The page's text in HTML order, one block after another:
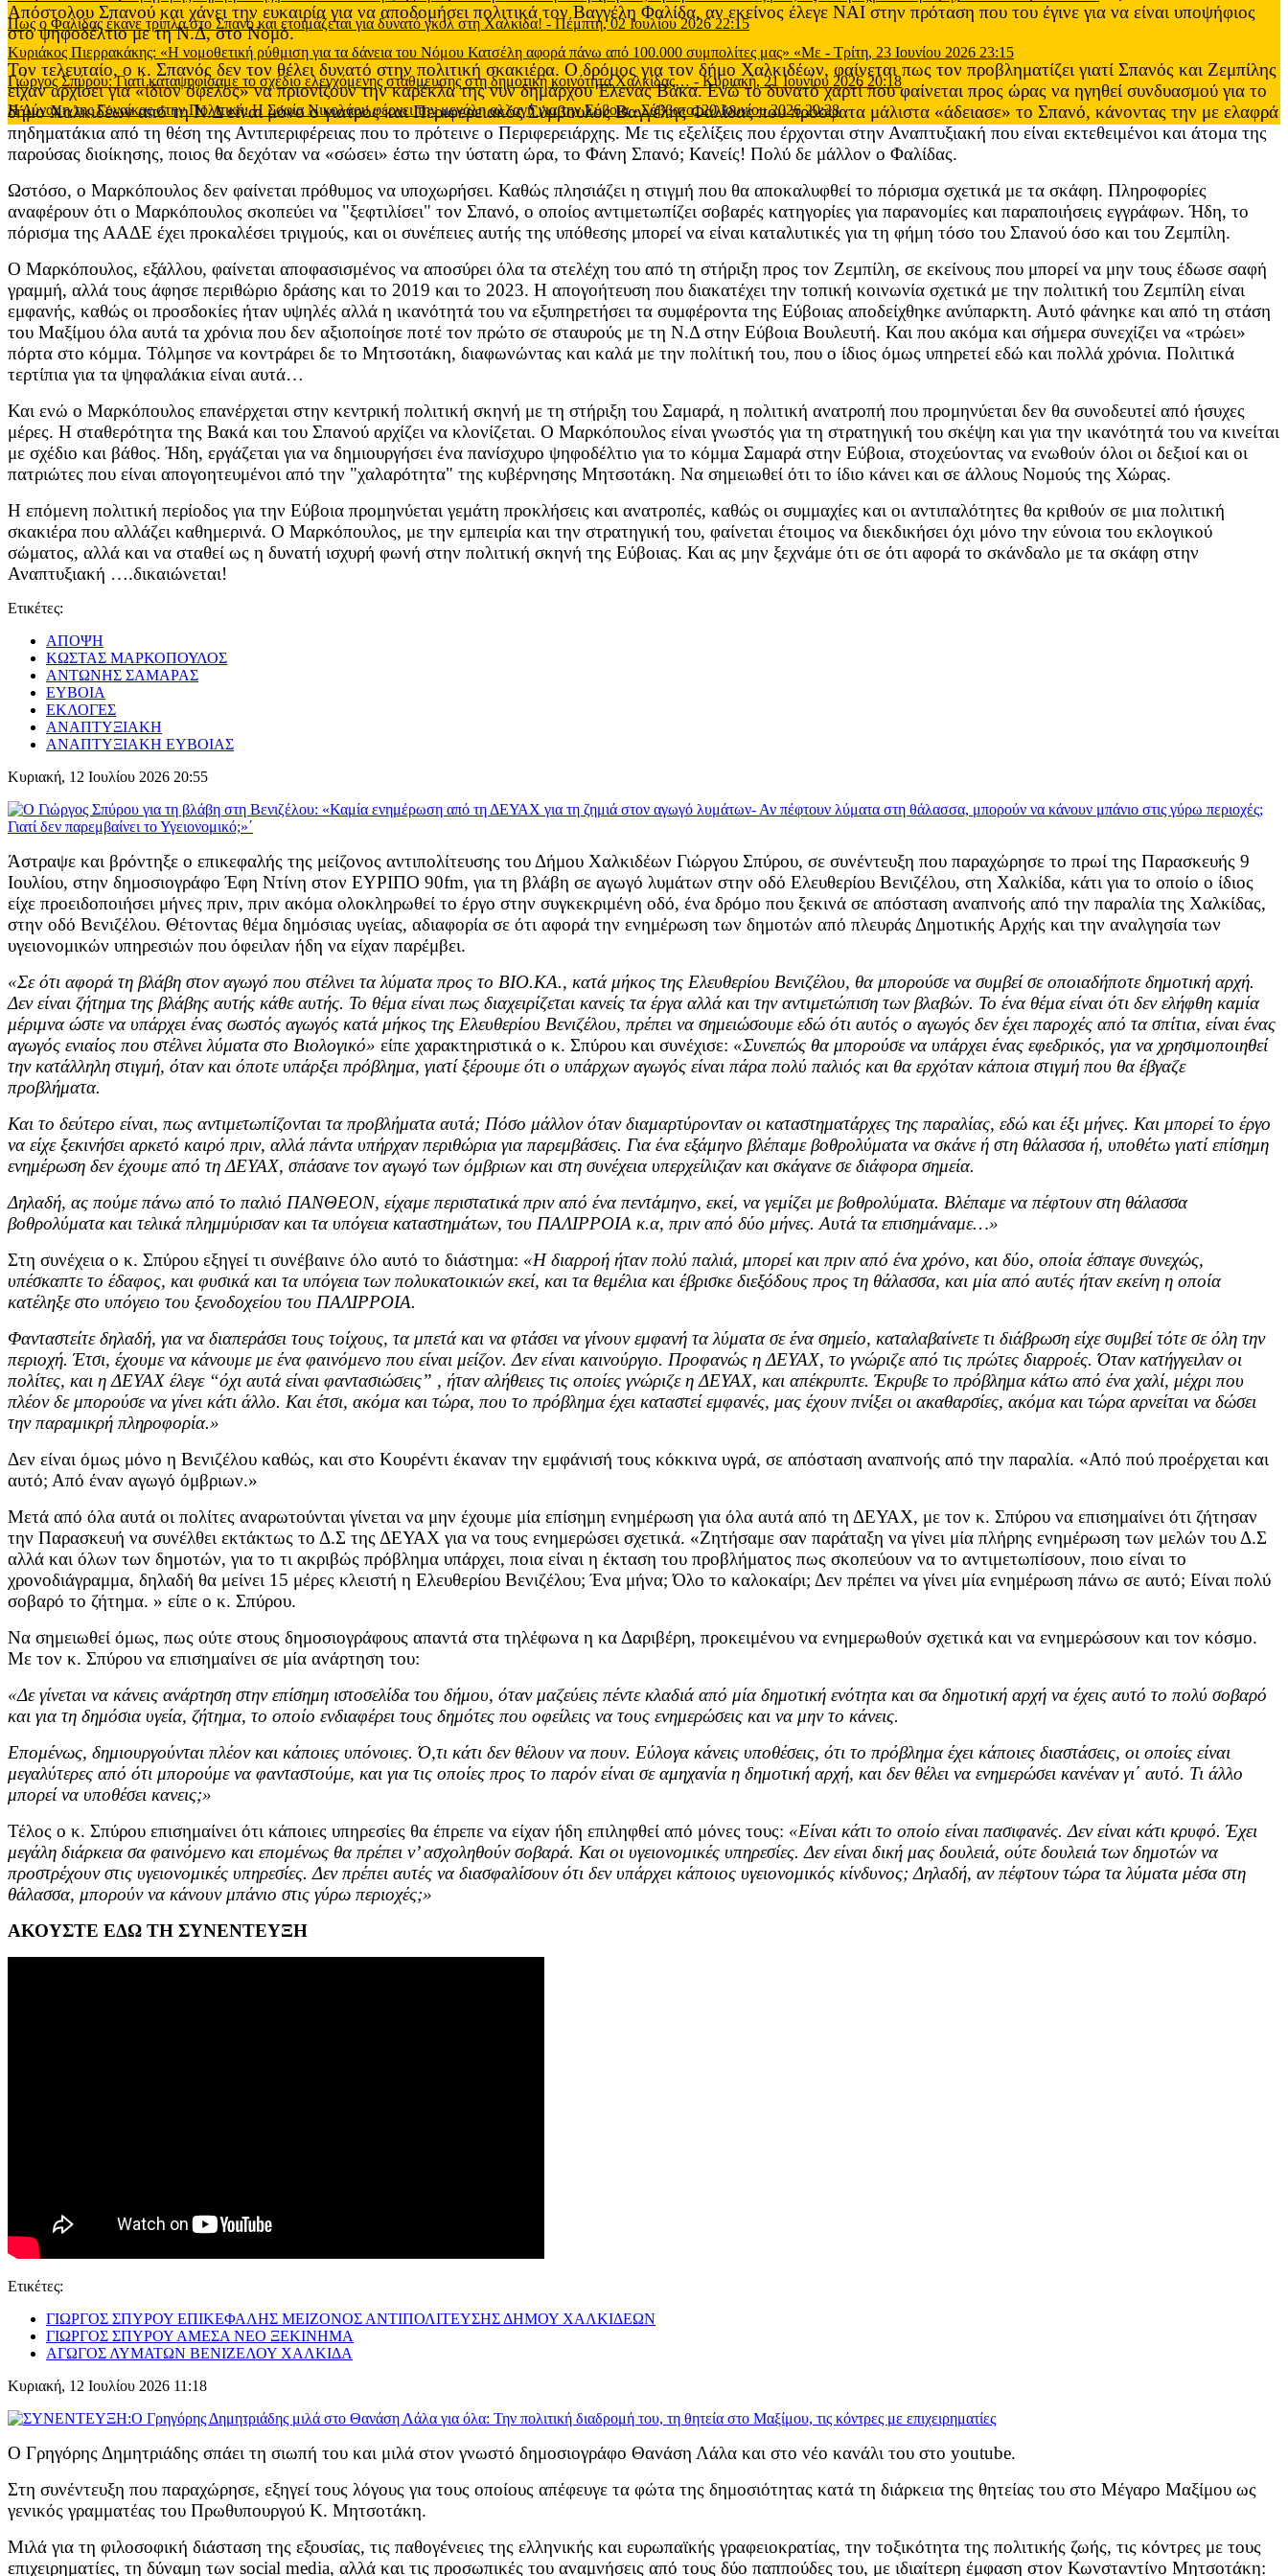
Πως ο Φαλίδας έκανε τρίπλα στο Σπανό και ετοιμάζεται για δυνατό γκολ στη Χαλκίδα! -Πέμπτη, 02 Ιουλίου 2026 22:15
Κυριάκος Πιερρακάκης: «Η νομοθετική ρύθμιση για τα δάνεια του Νόμου Κατσέλη αφορά πάνω από 100.000 συμπολίτες μας» «Με - Τρίτη, 23 Ιουνίου 2026 23:15
Γιώργος Σπύρου: Γιατί καταψηφίσαμε το σχέδιο ελεγχόμενης στάθμευσης στη δημοτική κοινότητα Χαλκίδας… -Κυριακή, 21 Ιουνίου 2026 20:18
Η Δύναμη της Γυναίκας στην Πολιτική: Η Σοφία Νικολάου φέρνει την μεγάλη αλλαγή για την Εύβοια-Σάββατο, 20 Ιουνίου 2026 20:28
Απόστολου Σπανού και χάνει την ευκαιρία για να αποδομήσει πολιτικά τον Βαγγέλη Φαλίδα, αν εκείνος έλεγε ΝΑΙ στην πρόταση που του έγινε για να είναι υποψήφιος
στο ψηφοδέλτιο με τη Ν.Δ, στο Νομό.
Τον τελευταίο, ο κ. Σπανός δεν τον θέλει δυνατό στην πολιτική σκακιέρα. Ο δρόμος για τον δήμο Χαλκιδέων, φαίνεται πως τον προβληματίζει γιατί Σπανός και Ζεμπίλης
είχαν αρχίσει για «ίδιον όφελος» να πριονίζουν την καρέκλα της νυν δημάρχου Έλενας Βάκα. Ενώ το δυνατό χαρτί που φαίνεται προς ώρας να ηγηθεί συνδυασμού για το
δήμο Χαλκιδέων από τη Ν.Δ είναι μόνο ο γιατρός και Περιφερειακός Σύμβουλος Βαγγέλης Φαλίδας που πρόσφατα μάλιστα «άδειασε» το Σπανό, κάνοντας την με ελαφρά
πηδηματάκια από τη θέση της Αντιπεριφέρειας που το πρότεινε ο Περιφερειάρχης. Με τις εξελίξεις που έρχονται στην Αναπτυξιακή που είναι εκτεθειμένοι και άτομα της
παρούσας διοίκησης, ποιος θα δεχόταν να «σώσει» έστω την ύστατη ώρα, το Φάνη Σπανό; Κανείς! Πολύ δε μάλλον ο Φαλίδας.
Ωστόσο, ο Μαρκόπουλος δεν φαίνεται πρόθυμος να υποχωρήσει. Καθώς πλησιάζει η στιγμή που θα αποκαλυφθεί το πόρισμα σχετικά με τα σκάφη. Πληροφορίες
αναφέρουν ότι ο Μαρκόπουλος σκοπεύει να "ξεφτιλίσει" τον Σπανό, ο οποίος αντιμετωπίζει σοβαρές κατηγορίες για παρανομίες και παραποιήσεις εγγράφων. Ήδη, το
πόρισμα της ΑΑΔΕ έχει προκαλέσει τριγμούς, και οι συνέπειες αυτής της υπόθεσης μπορεί να είναι καταλυτικές για τη φήμη τόσο του Σπανού όσο και του Ζεμπίλη.
Ο Μαρκόπουλος, εξάλλου, φαίνεται αποφασισμένος να αποσύρει όλα τα στελέχη του από τη στήριξη προς τον Ζεμπίλη, σε εκείνους που μπορεί να μην τους έδωσε σαφή
γραμμή, αλλά τους άφησε περιθώριο δράσης και το 2019 και το 2023. Η απογοήτευση που διακατέχει την τοπική κοινωνία σχετικά με την πολιτική του Ζεμπίλη είναι
εμφανής, καθώς οι προσδοκίες ήταν υψηλές αλλά η ικανότητά του να εξυπηρετήσει τα συμφέροντα της Εύβοιας αποδείχθηκε ανύπαρκτη. Αυτό φάνηκε και από τη στάση
του Μαξίμου όλα αυτά τα χρόνια που δεν αξιοποίησε ποτέ τον πρώτο σε σταυρούς με τη Ν.Δ στην Εύβοια Βουλευτή. Και που ακόμα και σήμερα συνεχίζει να «τρώει»
πόρτα στο κόμμα. Τόλμησε να κοντράρει δε το Μητσοτάκη, διαφωνώντας και καλά με την πολίτική του, που ο ίδιος όμως υπηρετεί εδώ και πολλά χρόνια. Πολιτικά
τερτίπια για τα ψηφαλάκια είναι αυτά…
Και ενώ ο Μαρκόπουλος επανέρχεται στην κεντρική πολιτική σκηνή με τη στήριξη του Σαμαρά, η πολιτική ανατροπή που προμηνύεται δεν θα συνοδευτεί από ήσυχες
μέρες. Η σταθερότητα της Βακά και του Σπανού αρχίζει να κλονίζεται. Ο Μαρκόπουλος είναι γνωστός για τη στρατηγική του σκέψη και για την ικανότητά του να κινείται
με σχέδιο και βάθος. Ήδη, εργάζεται για να δημιουργήσει ένα πανίσχυρο ψηφοδέλτιο για το κόμμα Σαμαρά στην Εύβοια, στοχεύοντας να ενωθούν όλοι οι δεξιοί και οι
πατριώτες που είναι απογοητευμένοι από την "χαλαρότητα" της κυβέρνησης Μητσοτάκη. Να σημειωθεί ότι το ίδιο κάνει και σε άλλους Νομούς της Χώρας.
Η επόμενη πολιτική περίοδος για την Εύβοια προμηνύεται γεμάτη προκλήσεις και ανατροπές, καθώς οι συμμαχίες και οι αντιπαλότητες θα κριθούν σε μια πολιτική
σκακιέρα που αλλάζει καθημερινά. Ο Μαρκόπουλος, με την εμπειρία και την στρατηγική του, φαίνεται έτοιμος να διεκδικήσει όχι μόνο την εύνοια του εκλογικού
σώματος, αλλά και να σταθεί ως η δυνατή ισχυρή φωνή στην πολιτική σκηνή της Εύβοιας. Και ας μην ξεχνάμε ότι σε ότι αφορά το σκάνδαλο με τα σκάφη στην
Αναπτυξιακή ….δικαιώνεται!
Ετικέτες:
ΑΠΟΨΗ
ΚΩΣΤΑΣ ΜΑΡΚΟΠΟΥΛΟΣ
ΑΝΤΩΝΗΣ ΣΑΜΑΡΑΣ
ΕΥΒΟΙΑ
ΕΚΛΟΓΕΣ
ΑΝΑΠΤΥΞΙΑΚΗ
ΑΝΑΠΤΥΞΙΑΚΗ ΕΥΒΟΙΑΣ
Κυριακή, 12 Ιουλίου 2026 20:55
Άστραψε και βρόντηξε ο επικεφαλής της μείζονος αντιπολίτευσης του Δήμου Χαλκιδέων Γιώργου Σπύρου, σε συνέντευξη που παραχώρησε το πρωί της Παρασκευής 9
Ιουλίου, στην δημοσιογράφο Έφη Ντίνη στον ΕΥΡΙΠΟ 90fm, για τη βλάβη σε αγωγό λυμάτων στην οδό Ελευθερίου Βενιζέλου, στη Χαλκίδα, κάτι για το οποίο ο ίδιος
είχε προειδοποιήσει μήνες πριν, πριν ακόμα ολοκληρωθεί το έργο στην συγκεκριμένη οδό, ένα δρόμο που ξεκινά σε απόσταση αναπνοής από την παραλία της Χαλκίδας,
στην οδό Βενιζέλου. Θέτοντας θέμα δημόσιας υγείας, αδιαφορία σε ότι αφορά την ενημέρωση των δημοτών από πλευράς Δημοτικής Αρχής και την αναλγησία των
υγειονομικών υπηρεσιών που όφειλαν ήδη να είχαν παρέμβει.
«Σε ότι αφορά τη βλάβη στον αγωγό που στέλνει τα λύματα προς το ΒΙΟ.ΚΑ., κατά μήκος της Ελευθερίου Βενιζέλου, θα μπορούσε να συμβεί σε οποιαδήποτε δημοτική αρχή.
Δεν είναι ζήτημα της βλάβης αυτής κάθε αυτής. Το θέμα είναι πως διαχειρίζεται κανείς τα έργα αλλά και την αντιμετώπιση των βλαβών. Το ένα θέμα είναι ότι δεν ελήφθη καμία
μέριμνα ώστε να υπάρχει ένας σωστός αγωγός κατά μήκος της Ελευθερίου Βενιζέλου, πρέπει να σημειώσουμε εδώ ότι αυτός ο αγωγός δεν έχει παροχές από τα σπίτια, είναι ένας
αγωγός ενιαίος που στέλνει λύματα στο Βιολογικό» είπε χαρακτηριστικά ο κ. Σπύρου και συνέχισε: «Συνεπώς θα μπορούσε να υπάρχει ένας εφεδρικός, για να χρησιμοποιηθεί
την κατάλληλη στιγμή, όταν και όποτε υπάρξει πρόβλημα, γιατί ξέρουμε ότι ο υπάρχων αγωγός είναι πάρα πολύ παλιός και θα ερχόταν κάποια στιγμή που θα έβγαζε
προβλήματα.
Και το δεύτερο είναι, πως αντιμετωπίζονται τα προβλήματα αυτά; Πόσο μάλλον όταν διαμαρτύρονταν οι καταστηματάρχες της παραλίας, εδώ και έξι μήνες. Και μπορεί το έργο
να είχε ξεκινήσει αρκετό καιρό πριν, αλλά πάντα υπήρχαν περιθώρια για παρεμβάσεις. Για ένα εξάμηνο βλέπαμε βοθρολύματα να σκάνε ή στη θάλασσα ή, υποθέτω γιατί επίσημη
ενημέρωση δεν έχουμε από τη ΔΕΥΑΧ, σπάσανε τον αγωγό των όμβριων και στη συνέχεια υπερχείλιζαν και σκάγανε σε διάφορα σημεία.
Δηλαδή, ας πούμε πάνω από το παλιό ΠΑΝΘΕΟΝ, είχαμε περιστατικά πριν από ένα πεντάμηνο, εκεί, να γεμίζει με βοθρολύματα. Βλέπαμε να πέφτουν στη θάλασσα
βοθρολύματα και τελικά πλημμύρισαν και τα υπόγεια καταστημάτων, του ΠΑΛΙΡΡΟΙΑ κ.α, πριν από δύο μήνες. Αυτά τα επισημάναμε…»
Στη συνέχεια ο κ. Σπύρου εξηγεί τι συνέβαινε όλο αυτό το διάστημα: «Η διαρροή ήταν πολύ παλιά, μπορεί και πριν από ένα χρόνο, και δύο, οποία έσπαγε συνεχώς,
υπέσκαπτε το έδαφος, και φυσικά και τα υπόγεια των πολυκατοικιών εκεί, και τα θεμέλια και έβρισκε διεξόδους προς τη θάλασσα, και μία από αυτές ήταν εκείνη η οποία
κατέληξε στο υπόγειο του ξενοδοχείου του ΠΑΛΙΡΡΟΙΑ.
Φανταστείτε δηλαδή, για να διαπεράσει τους τοίχους, τα μπετά και να φτάσει να γίνουν εμφανή τα λύματα σε ένα σημείο, καταλαβαίνετε τι διάβρωση είχε συμβεί τότε σε όλη την
περιοχή. Έτσι, έχουμε να κάνουμε με ένα φαινόμενο που είναι μείζον. Δεν είναι καινούργιο. Προφανώς η ΔΕΥΑΧ, το γνώριζε από τις πρώτες διαρροές. Όταν κατήγγειλαν οι
πολίτες, και η ΔΕΥΑΧ έλεγε “όχι αυτά είναι φαντασιώσεις” , ήταν αλήθειες τις οποίες γνώριζε η ΔΕΥΑΧ, και απέκρυπτε. Έκρυβε το πρόβλημα κάτω από ένα χαλί, μέχρι που
πλέον δε μπορούσε να γίνει κάτι άλλο. Και έτσι, ακόμα και τώρα, που το πρόβλημα έχει καταστεί εμφανές, μας έχουν πνίξει οι ακαθαρσίες, ακόμα και τώρα αρνείται να δώσει
την παραμικρή πληροφορία.»
Δεν είναι όμως μόνο η Βενιζέλου καθώς, και στο Κουρέντι έκαναν την εμφάνισή τους κόκκινα υγρά, σε απόσταση αναπνοής από την παραλία. «Από πού προέρχεται και
αυτό; Από έναν αγωγό όμβριων.»
Μετά από όλα αυτά οι πολίτες αναρωτούνται γίνεται να μην έχουμε μία επίσημη ενημέρωση για όλα αυτά από τη ΔΕΥΑΧ, με τον κ. Σπύρου να επισημαίνει ότι ζήτησαν
την Παρασκευή να συνέλθει εκτάκτως το Δ.Σ της ΔΕΥΑΧ για να τους ενημερώσει σχετικά. «Ζητήσαμε σαν παράταξη να γίνει μία πλήρης ενημέρωση των μελών του Δ.Σ
αλλά και όλων των δημοτών, για το τι ακριβώς πρόβλημα υπάρχει, ποια είναι η έκταση του προβλήματος πως σκοπεύουν να το αντιμετωπίσουν, ποιο είναι το
χρονοδιάγραμμα, δηλαδή θα μείνει 15 μέρες κλειστή η Ελευθερίου Βενιζέλου; Ένα μήνα; Όλο το καλοκαίρι; Δεν πρέπει να γίνει μία ενημέρωση πάνω σε αυτό; Είναι πολύ
σοβαρό το ζήτημα. » είπε ο κ. Σπύρου.
Να σημειωθεί όμως, πως ούτε στους δημοσιογράφους απαντά στα τηλέφωνα η κα Δαριβέρη, προκειμένου να ενημερωθούν σχετικά και να ενημερώσουν και τον κόσμο.
Με τον κ. Σπύρου να επισημαίνει σε μία ανάρτηση του:
«Δε γίνεται να κάνεις ανάρτηση στην επίσημη ιστοσελίδα του δήμου, όταν μαζεύεις πέντε κλαδιά από μία δημοτική ενότητα και σα δημοτική αρχή να έχεις αυτό το πολύ σοβαρό
και για τη δημόσια υγεία, ζήτημα, το οποίο ενδιαφέρει τους δημότες που οφείλεις να τους ενημερώσεις και να μην το κάνεις.
Επομένως, δημιουργούνται πλέον και κάποιες υπόνοιες. Ό,τι κάτι δεν θέλουν να πουν. Εύλογα κάνεις υποθέσεις, ότι το πρόβλημα έχει κάποιες διαστάσεις, οι οποίες είναι
μεγαλύτερες από ότι μπορούμε να φανταστούμε, και για τις οποίες προς το παρόν είναι σε αμηχανία η δημοτική αρχή, και δεν θέλει να ενημερώσει κανέναν γι΄ αυτό. Τι άλλο
μπορεί να υποθέσει κανεις;»
Τέλος ο κ. Σπύρου επισημαίνει ότι κάποιες υπηρεσίες θα έπρεπε να είχαν ήδη επιληφθεί από μόνες τους: «Είναι κάτι το οποίο είναι πασιφανές. Δεν είναι κάτι κρυφό. Έχει
μεγάλη διάρκεια σα φαινόμενο και επομένως θα πρέπει ν’ ασχοληθούν σοβαρά. Και οι υγειονομικές υπηρεσίες. Δεν είναι δική μας δουλειά, ούτε δουλειά των δημοτών να
προστρέχουν στις υγειονομικές υπηρεσίες. Δεν πρέπει αυτές να διασφαλίσουν ότι δεν υπάρχει κάποιος υγειονομικός κίνδυνος; Δηλαδή, αν πέφτουν τώρα τα λύματα μέσα στη
θάλασσα, μπορούν να κάνουν μπάνιο στις γύρω περιοχές;»
ΑΚΟΥΣΤΕ ΕΔΩ ΤΗ ΣΥΝΕΝΤΕΥΞΗ
Ετικέτες:
ΓΙΩΡΓΟΣ ΣΠΥΡΟΥ ΕΠΙΚΕΦΑΛΗΣ ΜΕΙΖΟΝΟΣ ΑΝΤΙΠΟΛΙΤΕΥΣΗΣ ΔΗΜΟΥ ΧΑΛΚΙΔΕΩΝ
ΓΙΩΡΓΟΣ ΣΠΥΡΟΥ ΑΜΕΣΑ ΝΕΟ ΞΕΚΙΝΗΜΑ
ΑΓΩΓΟΣ ΛΥΜΑΤΩΝ ΒΕΝΙΖΕΛΟΥ ΧΑΛΚΙΔΑ
Κυριακή, 12 Ιουλίου 2026 11:18
Ο Γρηγόρης Δημητριάδης σπάει τη σιωπή του και μιλά στον γνωστό δημοσιογράφο Θανάση Λάλα και στο νέο κανάλι του στο youtube.
Στη συνέντευξη που παραχώρησε, εξηγεί τους λόγους για τους οποίους απέφευγε τα φώτα της δημοσιότητας κατά τη διάρκεια της θητείας του στο Μέγαρο Μαξίμου ως
γενικός γραμματέας του Πρωθυπουργού Κ. Μητσοτάκη.
Μιλά για τη φιλοσοφική διάσταση της εξουσίας, τις παθογένειες της ελληνικής και ευρωπαϊκής γραφειοκρατίας, την τοξικότητα της πολιτικής ζωής, τις κόντρες με τους
επιχειρηματίες, τη δύναμη των social media, αλλά και τις προσωπικές του αναμνήσεις από τους δύο παππούδες του, με ιδιαίτερη έμφαση στον Κωνσταντίνο Μητσοτάκη: